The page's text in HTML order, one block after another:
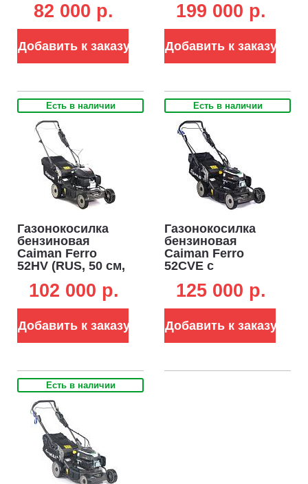
146 см3, сталь, 4
в 1, 50 л, 41.2 кг)
82 000 p.
Добавить к заказу
Engine, 196 см3,
ножа, 2 в 1, 70 л,
54 кг)
199 000 p.
Добавить к заказу
Есть в наличии
Газонокосилка
бензиновая
Caiman Ferro
52HV (RUS, 50 см,
166 см3, сталь, 4
в 1, вариатор, 60
102 000 p.
Добавить к заказу
Есть в наличии
Газонокосилка
бензиновая
Caiman Ferro
52CVE с
(RUS, 49 см,
сталь, 4 в 1, 60 л,
44 кг)
125 000 p.
Добавить к заказу
Есть в наличии